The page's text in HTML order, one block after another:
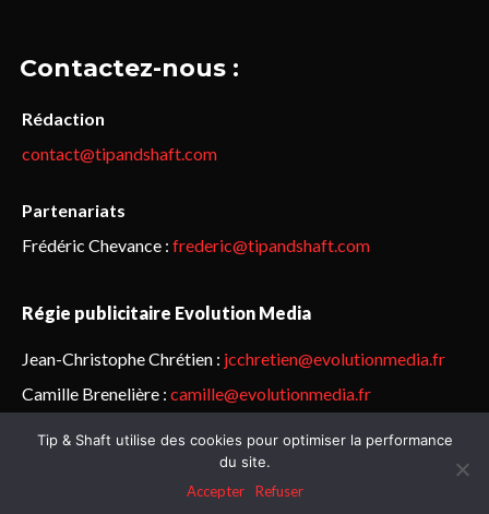
Contactez-nous :
Rédaction
contact@tipandshaft.com
Partenariats
Frédéric Chevance : frederic@tipandshaft.com
Régie publicitaire Evolution Media
Jean-Christophe Chrétien : jcchretien@evolutionmedia.fr
Camille Brenelière : camille@evolutionmedia.fr
© Sailorz 2015-2025. Tous droits réservés.Mentions légales &
politique de confidentialité
Tip & Shaft utilise des cookies pour optimiser la performance
du site.
Accepter
Refuser